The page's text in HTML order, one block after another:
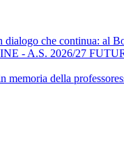
dialogo che continua: al
- A.S. 2026/27
memoria della